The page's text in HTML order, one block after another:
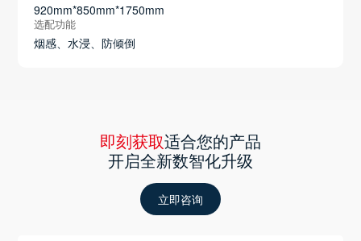
920mm*850mm*1750mm
选配功能
烟感、水浸、防倾倒
即刻获取适合您的产品
开启全新数智化升级
立即咨询